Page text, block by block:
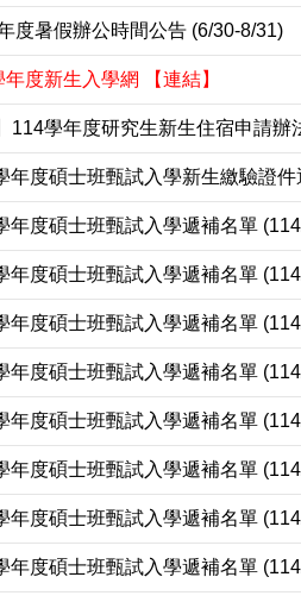
度暑假辦公時間公告 (6/30-8/31)
度新生入學網 【連結】
114學年度研究生新生住宿申請辦
年度碩士班甄試入學新生繳驗證
年度碩士班甄試入學遞補名單
年度碩士班甄試入學遞補名單
年度碩士班甄試入學遞補名單
年度碩士班甄試入學遞補名單
年度碩士班甄試入學遞補名單
年度碩士班甄試入學遞補名單
年度碩士班甄試入學遞補名單
年度碩士班甄試入學遞補名單